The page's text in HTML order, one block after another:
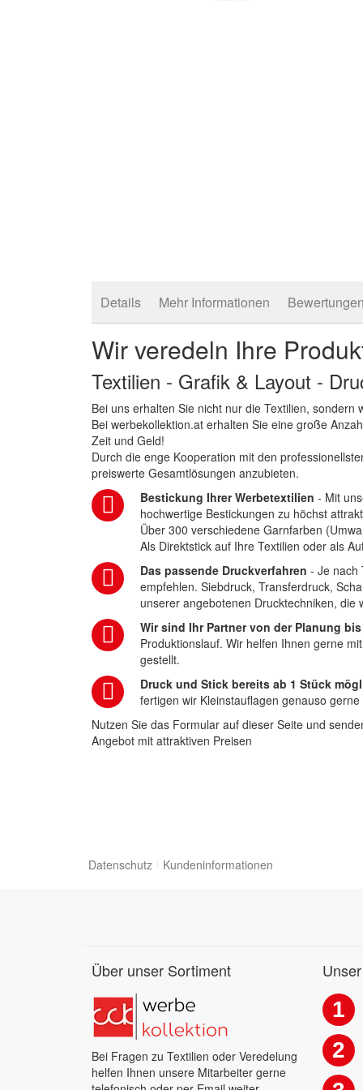
Details Mehr Informationen Bewertungen
Wir veredeln Ihre
Textilien - Grafik & Layout -
Bei uns erhalten Sie nicht nur die Textilien,
Bei werbekollektion.at erhalten Sie eine große
Zeit und Geld!
Durch die enge Kooperation mit den
preiswerte Gesamtlösungen anzubieten.
Bestickung Ihrer Werbetextilien - Mit
hochwertige Bestickungen zu höchst
Über 300 verschiedene Garnfarben
Als Direktstick auf Ihre Textilien oder als
Das passende Druckverfahren - Je nach
empfehlen. Siebdruck, Transferdruck,
unserer angebotenen Drucktechniken,
Wir sind Ihr Partner von der Planung
Produktionslauf. Wir helfen Ihnen gerne
gestellt.
Druck und Stick bereits ab 1 Stück
fertigen wir Kleinstauflagen genauso
Nutzen Sie das Formular auf dieser Seite und
Angebot mit attraktiven Preisen
Datenschutz Kundeninformationen
Über unser Sortiment
Bei Fragen zu Textilien oder Veredelung
helfen Ihnen unsere Mitarbeiter gerne
1
2